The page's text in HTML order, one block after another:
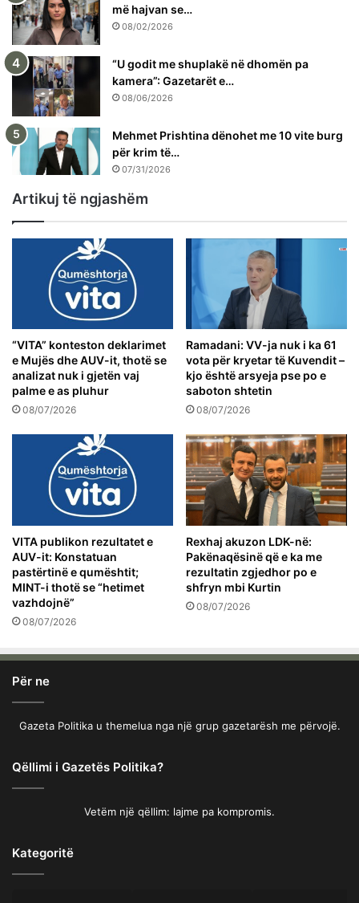
më hajvan se…
08/02/2026
“U godit me shuplakë në dhomën pa
kamera”: Gazetarët e…
08/06/2026
Mehmet Prishtina dënohet me 10 vite burg
për krim të…
07/31/2026
Artikuj të ngjashëm
“VITA” konteston deklarimet
e Mujës dhe AUV-it, thotë se
analizat nuk i gjetën vaj
palme e as pluhur
08/07/2026
Ramadani: VV-ja nuk i ka 61
vota për kryetar të Kuvendit –
kjo është arsyeja pse po e
saboton shtetin
08/07/2026
VITA publikon rezultatet e
AUV-it: Konstatuan
pastërtinë e qumështit;
MINT-i thotë se “hetimet
vazhdojnë”
08/07/2026
Rexhaj akuzon LDK-në:
Pakënaqësinë që e ka me
rezultatin zgjedhor po e
shfryn mbi Kurtin
08/07/2026
Për ne
Gazeta Politika u themelua nga një grup gazetarësh me përvojë.
Qëllimi i Gazetës Politika?
Vetëm një qëllim: lajme pa kompromis.
Kategoritë